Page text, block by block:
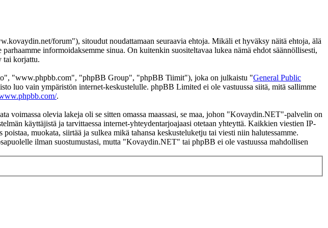
forum"), sitoudut noudattamaan seuraavia ehtoja. Mikäli et hyväksy näitä ehtoja, älä
informoidaksemme sinua. On kuitenkin suositeltavaa lukea nämä ehdot säännöllisesti,
tai korjattu.
"www.phpbb.com", "phpBB Group", "phpBB Tiimit"), joka on julkaistu "General Public
luo vain ympäristön internet-keskustelulle. phpBB Limited ei ole vastuussa siitä, mitä sallimme
.
voimassa olevia lakeja oli se sitten omassa maassasi, se maa, johon "Kovaydin.NET"-palvelin on
käyttäjistä ja tarvittaessa internet-yhteydentarjoajaasi otetaan yhteyttä. Kaikkien viestien IP-
muokata, siirtää ja sulkea mikä tahansa keskusteluketju tai viesti niin halutessamme.
ilman suostumustasi, mutta "Kovaydin.NET" tai phpBB ei ole vastuussa mahdollisen